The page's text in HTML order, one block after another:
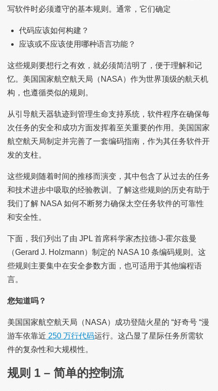
写软件时必须遵守的基本规则。通常，它们确定
代码应该如何构建？
应该或不应该使用哪种语言功能？
这些规则要想行之有效，就必须简洁明了，便于理解和记
忆。美国国家航空航天局（NASA）作为世界顶级的航天机
构，也遵循类似的规则。
从引导航天器轨迹到管理生命支持系统，软件程序在确保每
次任务的安全和成功方面发挥着至关重要的作用。美国国家
航空航天局制定并完善了一套编码指南，作为其任务软件开
发的支柱。
这些规则随着时间的推移而演变，其中包含了从过去的任务
和技术进步中吸取的经验教训。了解这些规则的历史有助于
我们了解 NASA 如何不断努力确保太空任务软件的可靠性
和安全性。
下面，我们列出了由 JPL 首席科学家杰拉德-J-霍尔兹曼
（Gerard J. Holzmann）制定的 NASA 10 条编码规则。这
些规则主要集中在安全参数方面，也可适用于其他编程语
言。
您知道吗？
美国国家航空航天局（NASA）成功登陆火星的 “好奇号 “漫
游车依靠近 250 万行代码运行。这凸显了星际任务所需软
件的复杂性和大规模性。
规则 1 – 简单的控制流